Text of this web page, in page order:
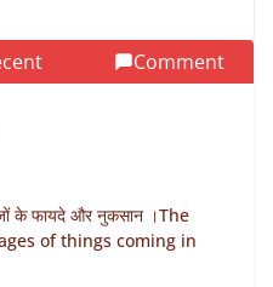
Comment
के फायदे और नुकसान ।The
of things coming in